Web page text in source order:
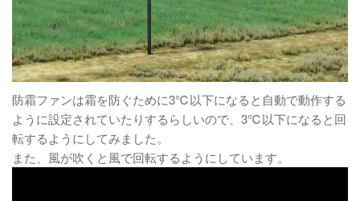
防霜ファンは霜を防ぐために3℃以下になると自動で動作する
ように設定されていたりするらしいので、3℃以下になると回
転するようにしてみました。
また、風が吹くと風で回転するようにしています。